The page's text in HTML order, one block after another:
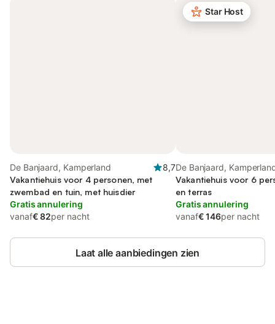
De Banjaard, Kamperland
8,7
Vakantiehuis voor 4 personen, met
zwembad en tuin, met huisdier
Gratis annulering
vanaf€ 82per nacht
Star Host
De Banjaard,
Vakantiehuis voor 6
en terras
Gratis annulering
vanaf€ 146per nacht
Laat alle aanbiedingen zien